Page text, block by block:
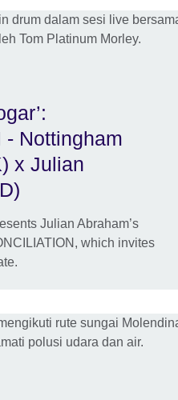
- Nottingham
x Julian
Julian Abraham’s
which invites